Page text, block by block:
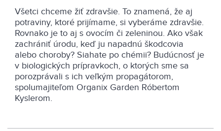
Všetci chceme žiť zdravšie. To znamená, že aj
potraviny, ktoré prijímame, si vyberáme zdravšie.
Rovnako je to aj s ovocím či zeleninou. Ako však
zachrániť úrodu, keď ju napadnú škodcovia
alebo choroby? Siahate po chémii? Budúcnosť je
v biologických prípravkoch, o ktorých sme sa
porozprávali s ich veľkým propagátorom,
spolumajiteľom Organix Garden Róbertom
Kyslerom.